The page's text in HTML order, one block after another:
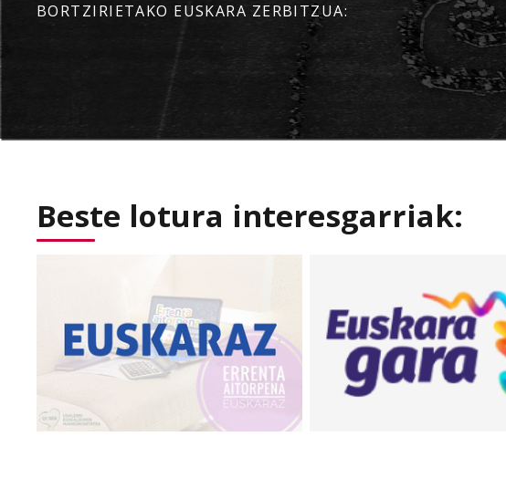
BORTZIRIETAKO EUSKARA ZERBITZUA:
Beste lotura interesgarriak: